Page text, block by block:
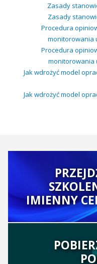
Zasady
Zasady
Procedura
monitorowania
Procedura
monitorowania
Jak wdrożyć model
Jak wdrożyć model
IMIENNY